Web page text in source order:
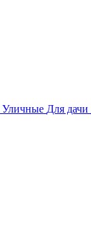
Уличные Для дачи